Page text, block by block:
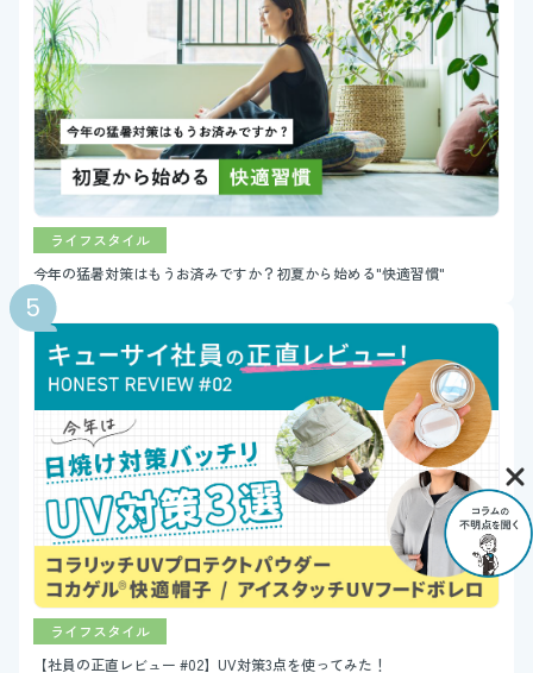
ライフスタイル
今年の猛暑対策はもうお済みですか？初夏から始める"快適習慣"
ライフスタイル
【社員の正直レビュー #02】UV対策3点を使ってみた！